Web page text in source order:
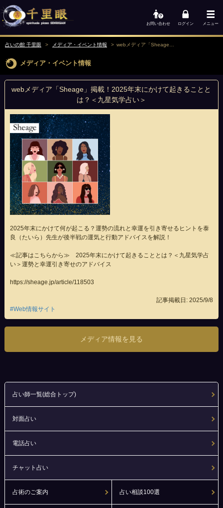
お問い合わせ ログイン メニュー
占いの館 千里眼 メディア・イベント情報 webメディア「Sheage」掲載！2025年末にかけて起きることとは？＜九星気学占い＞
メディア・イベント情報
webメディア「Sheage」掲載！2025年末にかけて起きることと
は？＜九星気学占い＞
2025年末にかけて何が起こる？運勢の流れと幸運を引き寄せるヒントを泰
良（たいら）先生が後半戦の運気と行動アドバイスを解説！
≪記事はこちらから≫ 2025年末にかけて起きることとは？＜九星気学占
い＞運勢と幸運引き寄せのアドバイス
https://sheage.jp/article/118503
記事掲載日: 2025/9/8
#Web情報サイト
メディア情報を見る
占い師一覧(総合トップ)
対面占い
電話占い
チャット占い
占術のご案内 占い相談100選